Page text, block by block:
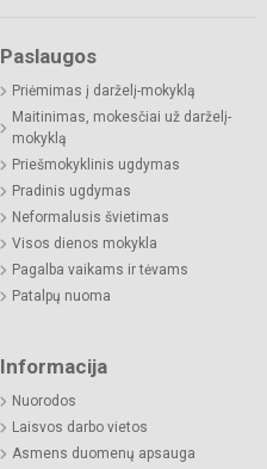
Paslaugos
Priėmimas į darželį-mokyklą
Maitinimas, mokesčiai už darželį-
mokyklą
Priešmokyklinis ugdymas
Pradinis ugdymas
Neformalusis švietimas
Visos dienos mokykla
Pagalba vaikams ir tėvams
Patalpų nuoma
Informacija
Nuorodos
Laisvos darbo vietos
Asmens duomenų apsauga